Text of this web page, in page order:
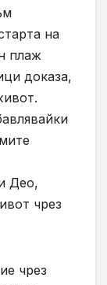
на
плаж
доказа,
Део,
чрез
чрез